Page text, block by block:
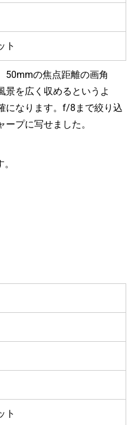
ト
50mmの焦点距離の画角
景を広く収めるというよ
になります。f/8まで絞り込
プに写せました。
ト